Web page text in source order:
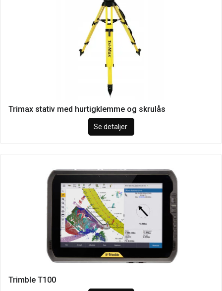
Trimax stativ med hurtigklemme og skrulås
Se detaljer
Trimble T100